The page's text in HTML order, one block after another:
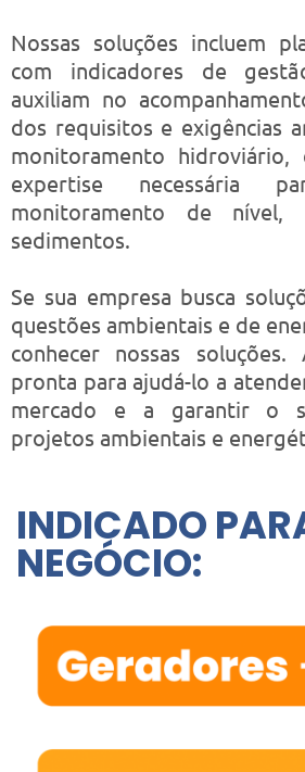
Nossas soluções incluem
com indicadores de
auxiliam no
dos requisitos e exigências
monitoramento hidroviário,
expertise necessária
monitoramento de nível,
sedimentos.
Se sua empresa busca
questões ambientais e de
conhecer nossas
pronta para ajudá-lo a
mercado e a garantir o
projetos ambientais e
INDICADO
NEGÓCIO: